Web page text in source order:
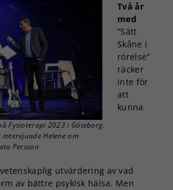
Fysioterapi 2023 i Göteborg.
intervjuade Helene om
Persson
Två år
med
”Sätt
Skåne i
rörelse”
räcker
inte för
att
kunna
utvärdering av vad
av bättre psykisk hälsa. Men